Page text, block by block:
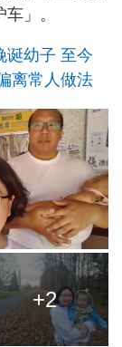
」。
诞幼子 至今
离常人做法
+2